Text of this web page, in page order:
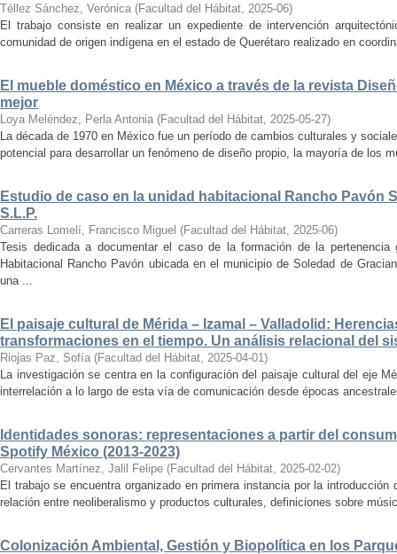
Téllez Sánchez, Verónica (Facultad del Hábitat, 2025-06)
El trabajo consiste en realizar un expediente de intervención
comunidad de origen indígena en el estado de Querétaro realizado en
El mueble doméstico en México a través de la revista
mejor
Loya Meléndez, Perla Antonia (Facultad del Hábitat, 2025-05-27)
La década de 1970 en México fue un período de cambios culturales y
potencial para desarrollar un fenómeno de diseño propio, la mayoría de los
Estudio de caso en la unidad habitacional Rancho Pavón
S.L.P.
Carreras Lomelí, Francisco Miguel (Facultad del Hábitat, 2025-06)
Tesis dedicada a documentar el caso de la formación de la
Habitacional Rancho Pavón ubicada en el municipio de Soledad de
una ...
El paisaje cultural de Mérida – Izamal – Valladolid:
transformaciones en el tiempo. Un análisis relacional del
Riojas Paz, Sofía (Facultad del Hábitat, 2025-04-01)
La investigación se centra en la configuración del paisaje cultural del eje
interrelación a lo largo de esta vía de comunicación desde épocas
Identidades sonoras: representaciones a partir del
Spotify México (2013-2023)
Cervantes Martínez, Jalil Felipe (Facultad del Hábitat, 2025-02-02)
El trabajo se encuentra organizado en primera instancia por la
relación entre neoliberalismo y productos culturales, definiciones sobre
Colonización Ambiental, Gestión y Biopolítica en los